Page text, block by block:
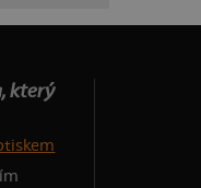
který